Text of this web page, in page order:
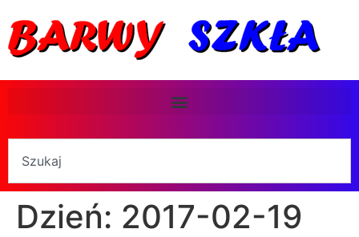
Dzień: 2017-02-19